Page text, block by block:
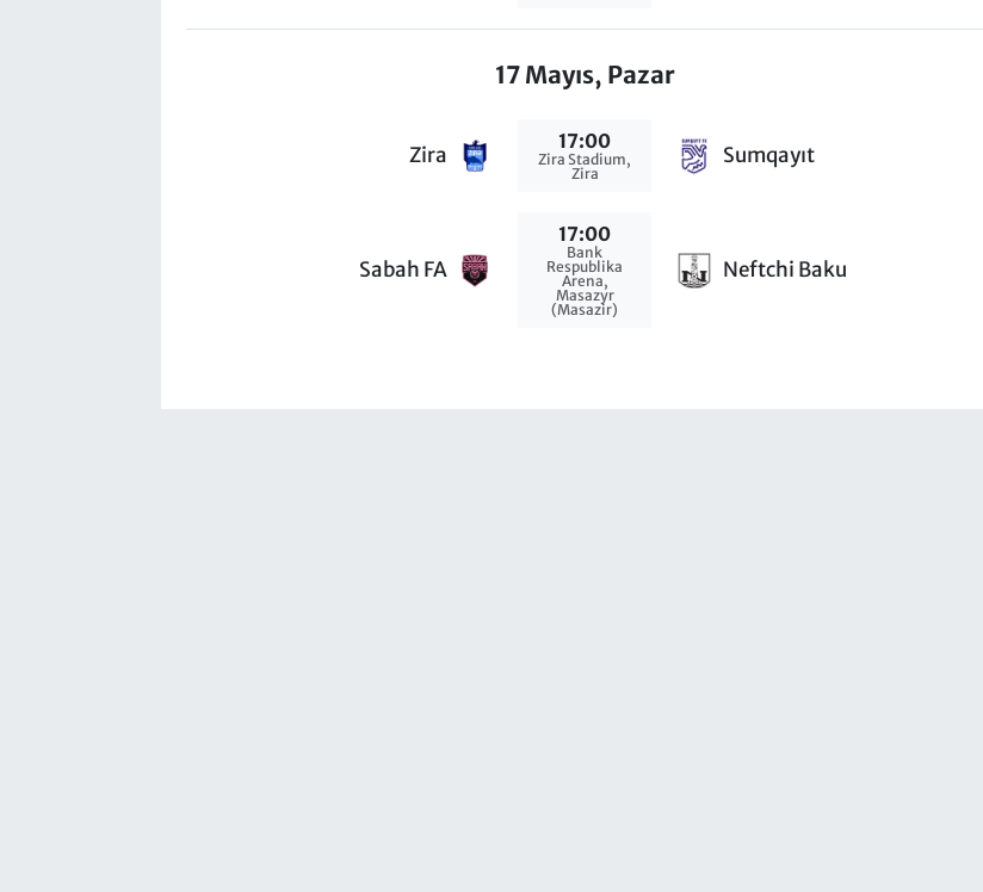
17 Mayıs, Pazar
Zira
17:00
Zira Stadium,
Zira
Sumqayıt
Sabah FA
17:00
Bank
Respublika
Arena,
Masazyr
(Masazir)
Neftchi Baku